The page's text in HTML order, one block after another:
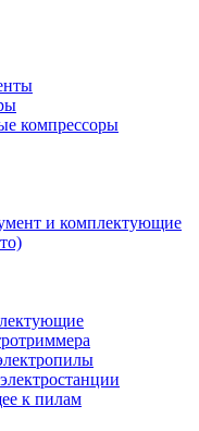
компрессоры
и комплектующие
к пилам